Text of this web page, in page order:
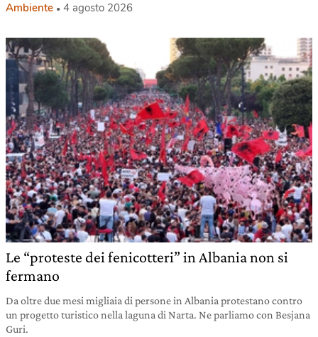
Ambiente 4 agosto 2026
Le “proteste dei fenicotteri” in Albania non si
fermano
Da oltre due mesi migliaia di persone in Albania protestano contro
un progetto turistico nella laguna di Narta. Ne parliamo con Besjana
Guri.